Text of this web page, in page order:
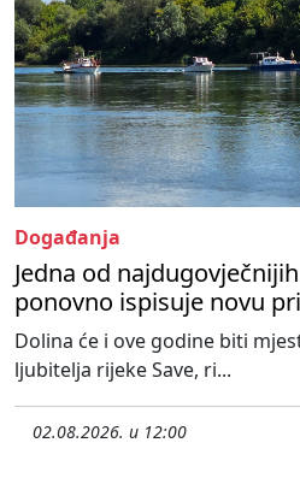
Događanja
Jedna od
ponovno ispisuje novu
Dolina će i ove godine biti
ljubitelja rijeke Save, ri...
02.08.2026. u 12:00